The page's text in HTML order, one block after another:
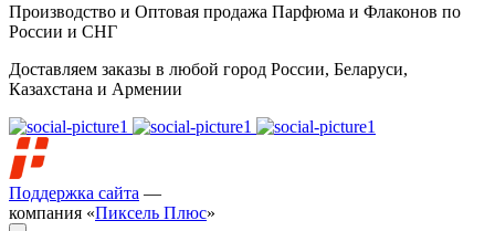
Производство и Оптовая продажа Парфюма и Флаконов по
России и СНГ
Доставляем заказы в любой город России, Беларуси,
Казахстана и Армении
Поддержка сайта —
компания «Пиксель Плюс»